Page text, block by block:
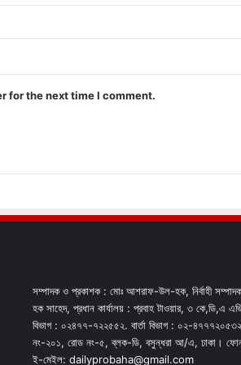
for the next time I comment.
সম্পাদক ও প্রকাশক : মোঃ আশরাফ-উল-হক, নির্বাহী
হক সাহেদ, প্রধান কার্যালয় : প্রবাহ টাওয়ার, ৩ কে,ডি,এ
বিভাগ : ০২৪৭৭-৭২২৫৫২. বার্তা বিভাগ : ০২-
নং-২০১, রোড নং-৫, ব্লক-ডি, বসুন্ধরা আ/এ, ঢাকা।
ই-মেইল: dailyprobaha@gmail.com